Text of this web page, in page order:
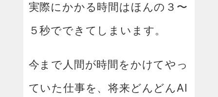
実際にかかる時間はほんの３〜
５秒でできてしまいます。
今まで人間が時間をかけてやっ
ていた仕事を、将来どんどんAI